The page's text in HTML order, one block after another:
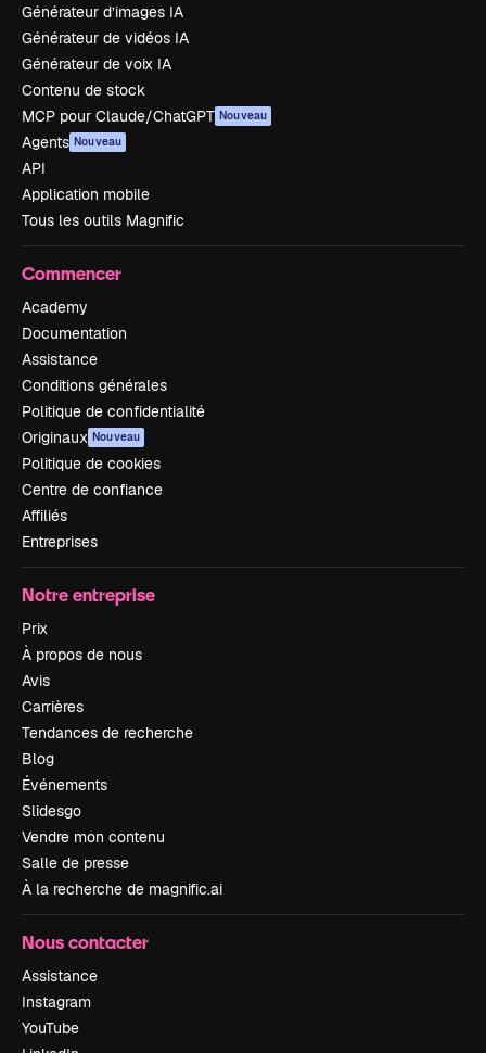
Générateur d’images IA
Générateur de vidéos IA
Générateur de voix IA
Contenu de stock
MCP pour Claude/ChatGPT Nouveau
Agents Nouveau
API
Application mobile
Tous les outils Magnific
Commencer
Academy
Documentation
Assistance
Conditions générales
Politique de confidentialité
Originaux Nouveau
Politique de cookies
Centre de confiance
Affiliés
Entreprises
Notre entreprise
Prix
À propos de nous
Avis
Carrières
Tendances de recherche
Blog
Événements
Slidesgo
Vendre mon contenu
Salle de presse
À la recherche de magnific.ai
Nous contacter
Assistance
Instagram
YouTube